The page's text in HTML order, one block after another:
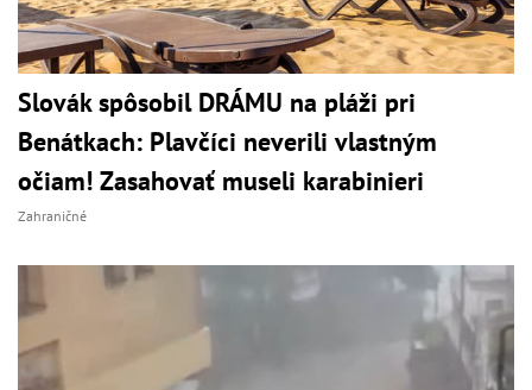
Slovák spôsobil DRÁMU na pláži pri
Benátkach: Plavčíci neverili vlastným
očiam! Zasahovať museli karabinieri
Zahraničné